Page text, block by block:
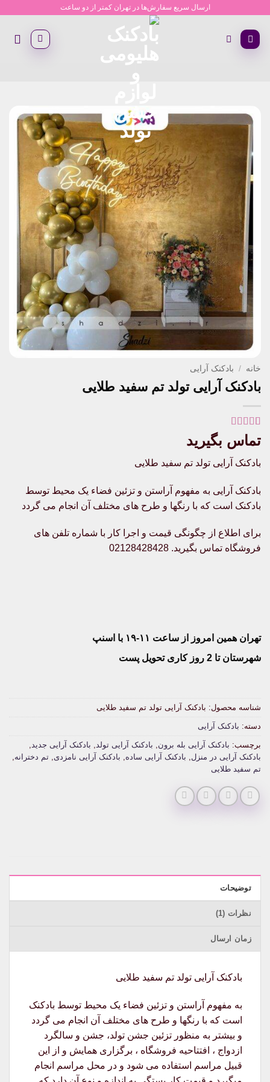
content
ارسال سریع سفارش‌ها در تهران کمتر از دو ساعت
خانه / بادکنک آرایی
بادکنک آرایی تولد تم سفید طلایی
امتیاز
از 5
امتیاز
1
مشتری
تماس بگیرید
بادکنک آرایی تولد تم سفید طلایی
بادکنک آرایی به مفهوم آراستن و تزئین فضاء یک محیط توسط
بادکنک است که با رنگها و طرح های مختلف آن انجام می گردد
برای اطلاع از چگونگی قیمت و اجرا کار با شماره تلفن های
فروشگاه تماس بگیرید. 02128428428
تهران همین امروز از ساعت ۱۱-۱۹ با اسنپ
شهرستان تا 2 روز کاری تحویل پست
شناسه محصول: بادکنک آرایی تولد تم سفید طلایی
دسته: بادکنک آرایی
برچسب: بادکنک آرایی بله برون بادکنک آرایی تولد بادکنک آرایی جدید
بادکنک آرایی در منزل
بادکنک آرایی ساده بادکنک آرایی نامزدی تم دخترانه
تم سفید طلایی
توضیحات
نظرات (1)
زمان ارسال
بادکنک آرایی تولد تم سفید طلایی
به مفهوم آراستن و تزئین فضاء یک محیط توسط بادکنک
است که با رنگها و طرح های مختلف آن انجام می گردد
و بیشتر به منظور تزئین جشن تولد، جشن و سالگرد
ازدواج ، افتتاحیه فروشگاه ، برگزاری همایش و از این
قبیل مراسم استفاده می شود و در محل مراسم انجام